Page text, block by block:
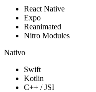
React Native
Expo
Reanimated
Nitro Modules
Nativo
Swift
Kotlin
C++ / JSI